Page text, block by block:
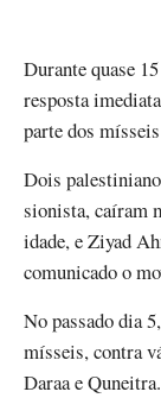
Durante quase
resposta
parte dos
Dois
sionista, caíram
idade, e Ziyad
comunicado o
No passado dia
mísseis, contra
Daraa e